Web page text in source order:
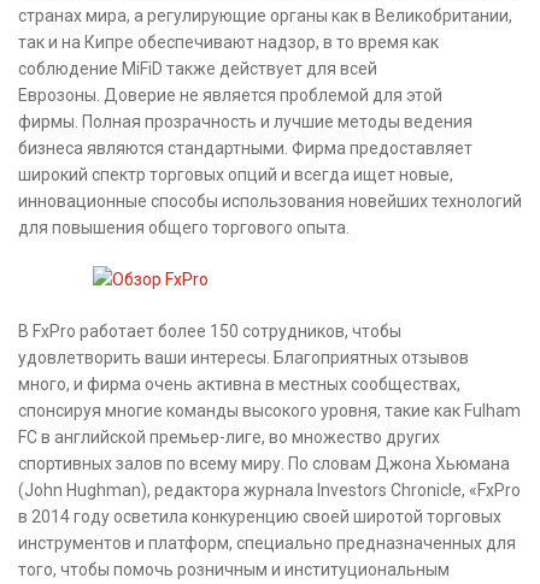
странах мира, а регулирующие органы как в Великобритании,
так и на Кипре обеспечивают надзор, в то время как
соблюдение MiFiD также действует для всей
Еврозоны. Доверие не является проблемой для этой
фирмы. Полная прозрачность и лучшие методы ведения
бизнеса являются стандартными. Фирма предоставляет
широкий спектр торговых опций и всегда ищет новые,
инновационные способы использования новейших технологий
для повышения общего торгового опыта.
В FxPro работает более 150 сотрудников, чтобы
удовлетворить ваши интересы. Благоприятных отзывов
много, и фирма очень активна в местных сообществах,
спонсируя многие команды высокого уровня, такие как Fulham
FC в английской премьер-лиге, во множество других
спортивных залов по всему миру. По словам Джона Хьюмана
(John Hughman), редактора журнала Investors Chronicle, «FxPro
в 2014 году осветила конкуренцию своей широтой торговых
инструментов и платформ, специально предназначенных для
того, чтобы помочь розничным и институциональным